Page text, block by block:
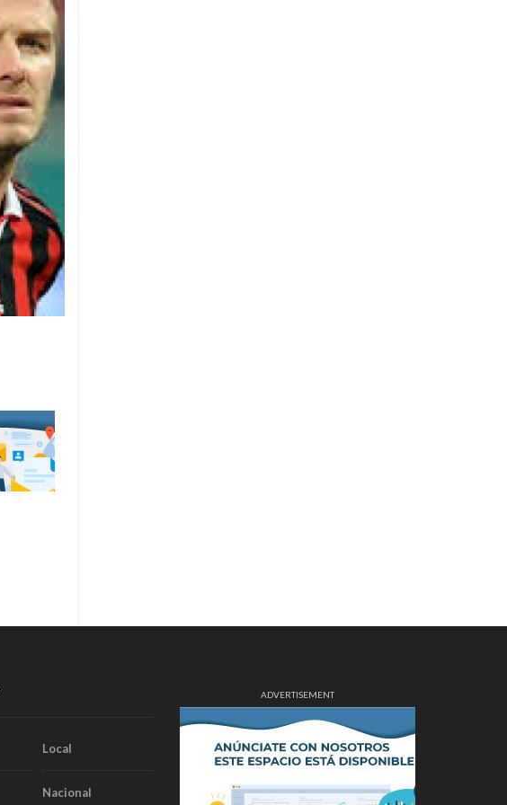
Local
Nacional
ADVERTISEMENT